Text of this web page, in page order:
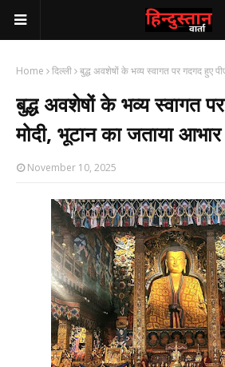
Home दिल्ली बुद्ध अवशेषों के भव्य स्वागत पर गदगद हुए
बुद्ध अवशेषों के भव्य स्वागत
मोदी, भूटान का जताया आभार
November 10, 2025